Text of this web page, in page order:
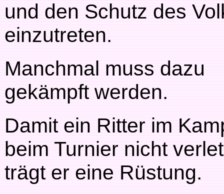
und den Schutz des
einzutreten.
Manchmal muss dazu
gekämpft werden.
Damit ein Ritter im
beim Turnier nicht
trägt er eine Rüstung.